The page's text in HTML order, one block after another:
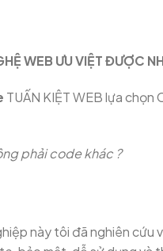
WEB ƯU VIỆT ĐƯỢC
TUẤN KIỆT WEB lựa chọn
phải code khác ?
này tôi đã nghiên cứu